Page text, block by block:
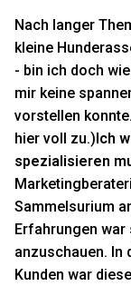
Nach langer
kleine
- bin ich doch
mir keine
vorstellen
hier voll zu.) Ich
spezialisieren
Sammelsurium
Erfahrungen
anzuschauen. In
Kunden war